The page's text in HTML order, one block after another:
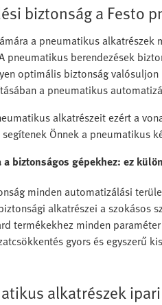
biztonság a Festo
a pneumatikus alkatrészek
pneumatikus berendezések
optimális biztonság
a pneumatikus
alkatrészeit ezért a
Önnek a pneumatikus
a biztonságos gépekhez: ez
minden automatizálási
alkatrészei a szokásos
termékekhez minden
gyors és egyszerű
alkatrészek